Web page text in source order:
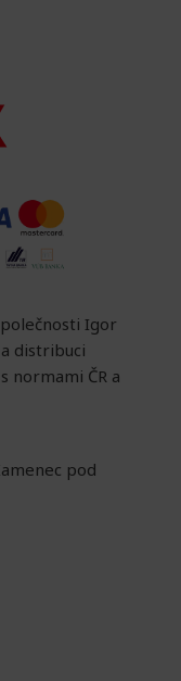
Igor
distribuci
normami ČR a
pod